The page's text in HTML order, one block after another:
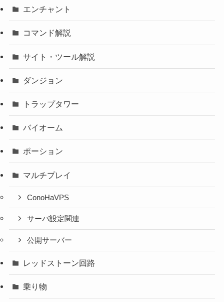
エンチャント
コマンド解説
サイト・ツール解説
ダンジョン
トラップタワー
バイオーム
ポーション
マルチプレイ
ConoHaVPS
サーバ設定関連
公開サーバー
レッドストーン回路
乗り物